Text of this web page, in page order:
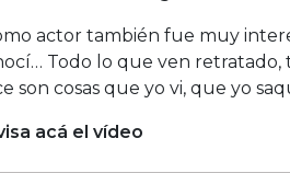
actor también fue muy
Todo lo que ven retratado,
son cosas que yo vi, que yo
acá el vídeo